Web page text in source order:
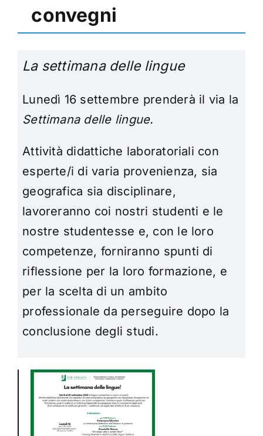
convegni
La settimana delle lingue
Lunedì 16 settembre prenderà il via la
Settimana delle lingue.
Attività didattiche laboratoriali con
esperte/i di varia provenienza, sia
geografica sia disciplinare,
lavoreranno coi nostri studenti e le
nostre studentesse e, con le loro
competenze, forniranno spunti di
riflessione per la loro formazione, e
per la scelta di un ambito
professionale da perseguire dopo la
conclusione degli studi.